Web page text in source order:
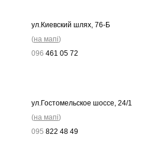
ул.Киевский шлях, 76-Б
(на мапі)
096 461 05 72
ул.Гостомельское шоссе, 24/1
(на мапі)
095 822 48 49